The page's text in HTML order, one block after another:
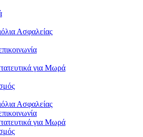
Ασφαλείας
για Μωρά
Ασφαλείας
για Μωρά